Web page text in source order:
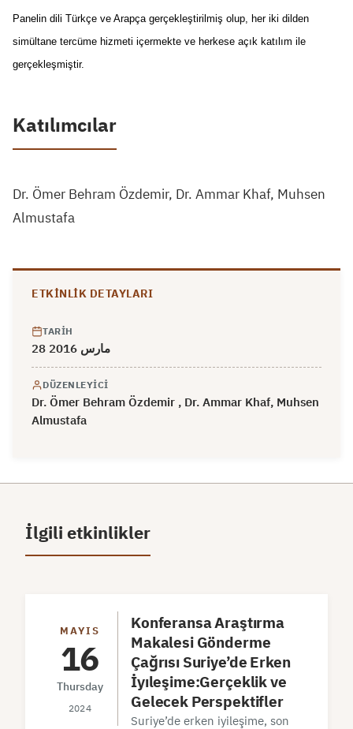
Panelin dili Türkçe ve Arapça gerçekleştirilmiş olup, her iki dilden
simültane tercüme hizmeti içermekte ve herkese açık katılım ile
gerçekleşmiştir.
Katılımcılar
Dr. Ömer Behram Özdemir, Dr. Ammar Khaf, Muhsen
Almustafa
ETKINLIK DETAYLARI
TARIH
28 مارس 2016
DÜZENLEYICI
Dr. Ömer Behram Özdemir , Dr. Ammar Khaf, Muhsen
Almustafa
İlgili etkinlikler
MAYIS
16
Thursday
2024
Konferansa Araştırma
Makalesi Gönderme
Çağrısı Suriye’de Erken
İyıleşime:Gerçeklik ve
Gelecek Perspektifler
Suriye’de erken iyileşime, son